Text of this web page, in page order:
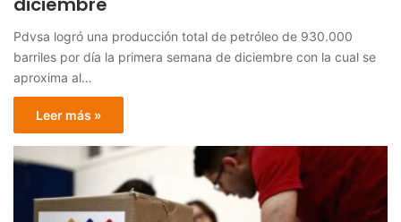
Pdvsa logró una producción total de petróleo de 930.000
barriles por día la primera semana de diciembre con la cual se
aproxima al…
Leer más »